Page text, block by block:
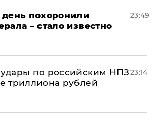
похоронили
– стало известно
23:49
по российским НПЗ
триллиона рублей
23:14